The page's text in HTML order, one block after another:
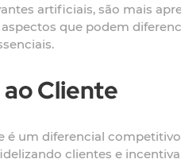
artificiais, são mais
que podem
Cliente
é um diferencial
clientes e